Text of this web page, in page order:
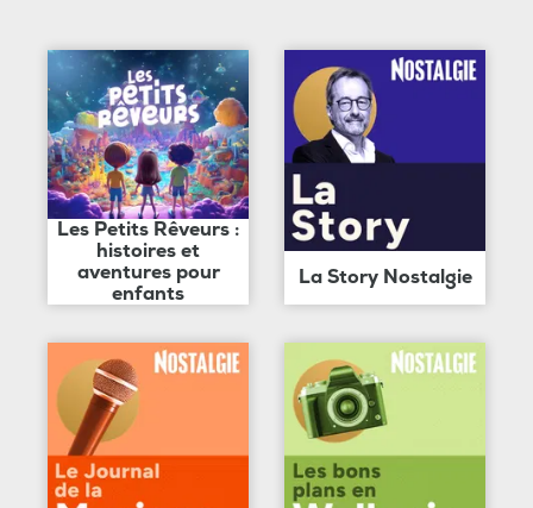
Les Petits Rêveurs :
histoires et
aventures pour
enfants
La Story Nostalgie